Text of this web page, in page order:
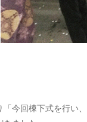
「今回棟下式を行い